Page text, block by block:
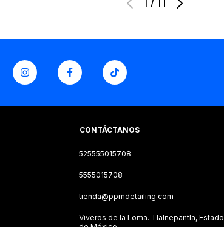
1 / 11
CONTÁCTANOS
525555015708
5555015708
tienda@ppmdetailing.com
Viveros de la Loma. Tlalnepantla, Estado